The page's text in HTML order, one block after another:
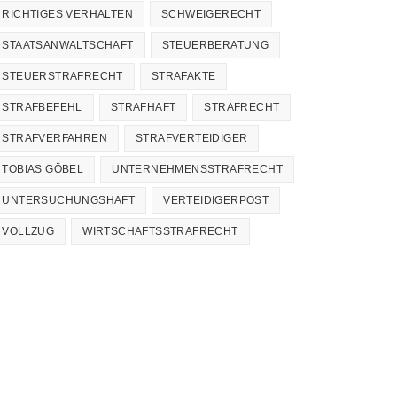
RICHTIGES VERHALTEN SCHWEIGERECHT
STAATSANWALTSCHAFT STEUERBERATUNG
STEUERSTRAFRECHT STRAFAKTE
STRAFBEFEHL STRAFHAFT STRAFRECHT
STRAFVERFAHREN STRAFVERTEIDIGER
TOBIAS GÖBEL UNTERNEHMENSSTRAFRECHT
UNTERSUCHUNGSHAFT VERTEIDIGERPOST
VOLLZUG WIRTSCHAFTSSTRAFRECHT